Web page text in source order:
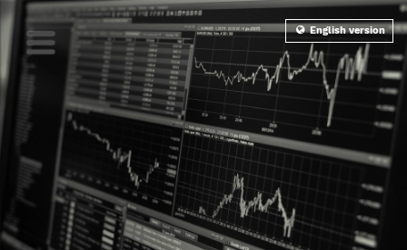
English version